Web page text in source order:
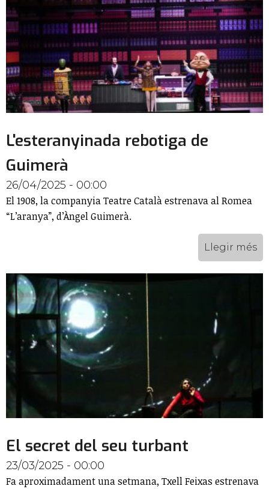
L'esteranyinada rebotiga de
Guimerà
26/04/2025 - 00:00
El 1908, la companyia Teatre Català estrenava al Romea
“L’aranya”, d’Àngel Guimerà.
Llegir més
El secret del seu turbant
23/03/2025 - 00:00
Fa aproximadament una setmana, Txell Feixas estrenava